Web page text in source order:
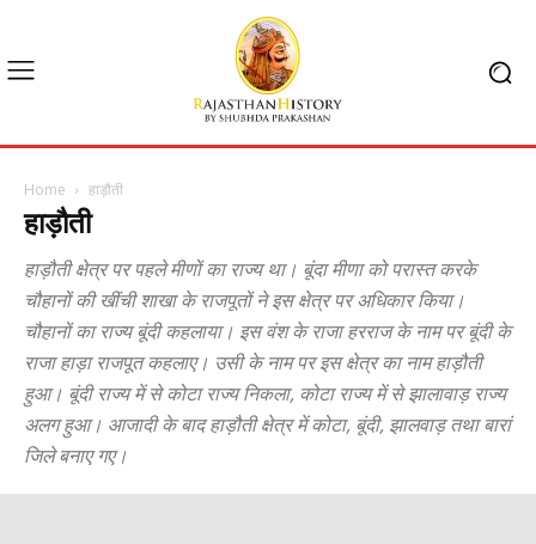
Home हाड़ौती
हाड़ौती
हाड़ौती क्षेत्र पर पहले मीणों का राज्य था। बूंदा मीणा को परास्त करके
चौहानों की खींची शाखा के राजपूतों ने इस क्षेत्र पर अधिकार किया।
चौहानों का राज्य बूंदी कहलाया। इस वंश के राजा हरराज के नाम पर बूंदी के
राजा हाड़ा राजपूत कहलाए। उसी के नाम पर इस क्षेत्र का नाम हाड़ौती
हुआ। बूंदी राज्य में से कोटा राज्य निकला, कोटा राज्य में से झालावाड़ राज्य
अलग हुआ। आजादी के बाद हाड़ौती क्षेत्र में कोटा, बूंदी, झालवाड़ तथा बारां
जिले बनाए गए।